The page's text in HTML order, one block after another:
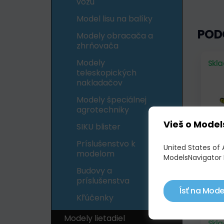
Model lisu na balíky
Modely obracača a
zhrňovača
Modely
teleskopických
nakladačov
Modely špeciálnej
agrotechniky
SIKU blister
Príslušenstvo k
modelom
Budovy a
príslušenstva
Kľúčenky
Modely lietadiel
Vieš o
United States of
ModelsNavigator
Ísť na